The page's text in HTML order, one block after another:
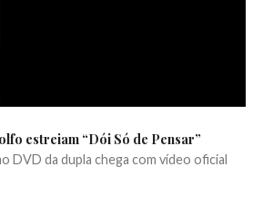
estreiam “Dói Só de Pensar”
DVD da dupla chega com vídeo oficial